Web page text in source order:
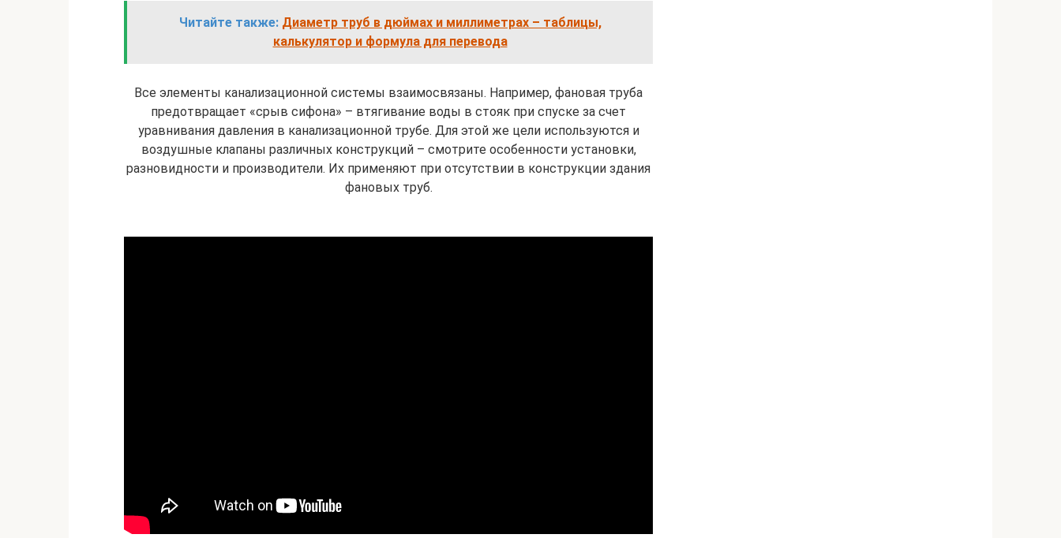
Читайте также: Диаметр труб в дюймах и миллиметрах – таблицы,
калькулятор и формула для перевода
Все элементы канализационной системы взаимосвязаны. Например, фановая труба
предотвращает «срыв сифона» – втягивание воды в стояк при спуске за счет
уравнивания давления в канализационной трубе. Для этой же цели используются и
воздушные клапаны различных конструкций – смотрите особенности установки,
разновидности и производители. Их применяют при отсутствии в конструкции здания
фановых труб.